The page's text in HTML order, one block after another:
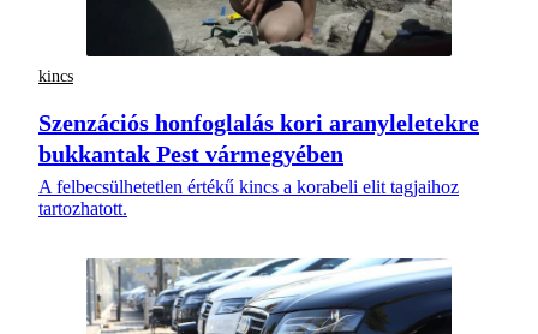
kincs
Szenzációs honfoglalás kori aranyleletekre
bukkantak Pest vármegyében
A felbecsülhetetlen értékű kincs a korabeli elit tagjaihoz
tartozhatott.